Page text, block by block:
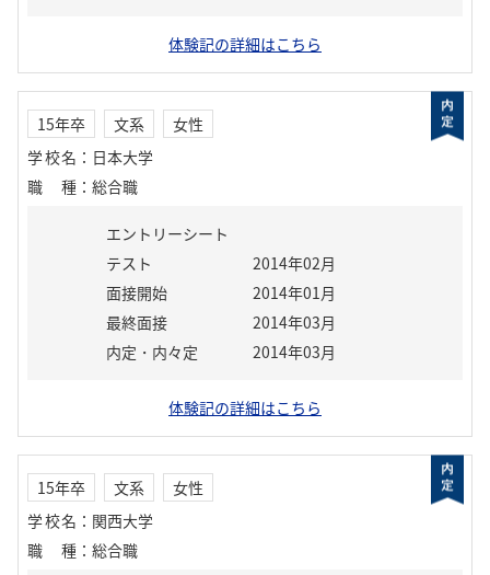
体験記の詳細はこちら
15年卒 文系
女性
学校名 ： 日本大学
職種 ： 総合職
エントリーシート
テスト
2014年02月
面接開始
2014年01月
最終面接
2014年03月
内定・内々定
2014年03月
体験記の詳細はこちら
15年卒 文系
女性
学校名 ： 関西大学
職種 ： 総合職